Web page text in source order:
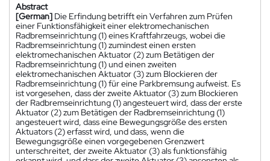
Abstract
[German] Die Erfindung betrifft ein Verfahren zum Prüfen
einer Funktionsfähigkeit einer elektromechanischen
Radbremseinrichtung (1) eines Kraftfahrzeugs, wobei die
Radbremseinrichtung (1) zumindest einen ersten
elektromechanischen Aktuator (2) zum Betätigen der
Radbremseinrichtung (1) und einen zweiten
elektromechanischen Aktuator (3) zum Blockieren der
Radbremseinrichtung (1) für eine Parkbremsung aufweist. Es
ist vorgesehen, dass der zweite Aktuator (3) zum Blockieren
der Radbremseinrichtung (1) angesteuert wird, dass der erste
Aktuator (2) zum Betätigen der Radbremseinrichtung (1)
angesteuert wird, dass eine Bewegungsgröße des ersten
Aktuators (2) erfasst wird, und dass, wenn die
Bewegungsgröße einen vorgegebenen Grenzwert
unterschreitet, der zweite Aktuator (3) als funktionsfähig